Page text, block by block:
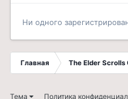
Ни одного
Главная The Elder Scrolls
Тема Политика